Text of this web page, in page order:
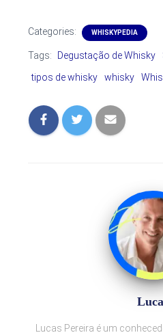
Categories: WHISKYPEDIA
Tags: Degustação de Whisky
tipos de whisky
whisky
Lucas Pereira é um